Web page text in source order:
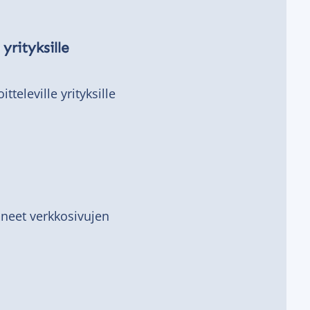
yrityksille
yrityksille
verkkosivujen